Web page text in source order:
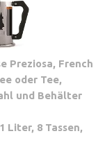
Preziosa, French
oder Tee,
und Behälter
Liter, 8 Tassen,